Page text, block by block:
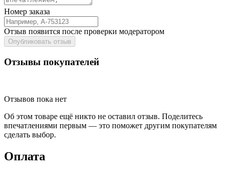
Номер заказа
Отзыв появится после проверки модератором
Опубликовать отзыв
Отзывы покупателей
Отзывов пока нет
Об этом товаре ещё никто не оставил отзыв. Поделитесь
впечатлениями первым — это поможет другим покупателям
сделать выбор.
Оплата